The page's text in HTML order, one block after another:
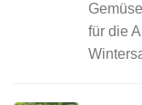
für die